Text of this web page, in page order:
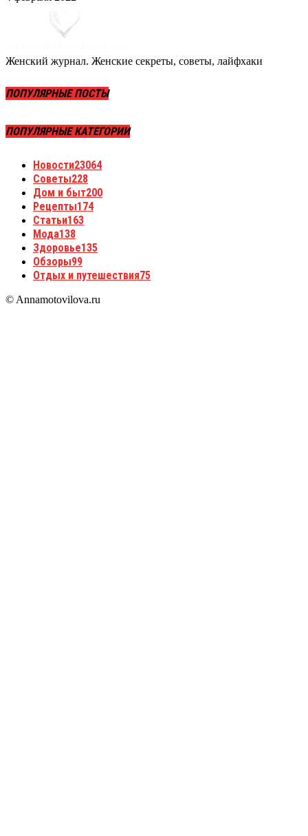
Женский журнал. Женские секреты, советы, лайфхаки
ПОПУЛЯРНЫЕ ПОСТЫ
ПОПУЛЯРНЫЕ КАТЕГОРИИ
Новости23064
Советы228
Дом и быт200
Рецепты174
Статьи163
Мода138
Здоровье135
Обзоры99
Отдых и путешествия75
© Annamotovilova.ru